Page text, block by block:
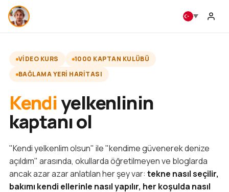
VIDEO KURS
1000 KAPTAN KULÜBÜ
BAĞLAMA YERI HARITASI
Kendiyelkenlinin
kaptanı ol
"Kendi yelkenlim olsun" ile "kendime güvenerek denize
açıldım" arasında, okullarda öğretilmeyen ve bloglarda
ancak azar azar anlatılan her şey var: tekne nasıl seçilir,
bakımı kendi ellerinle nasıl yapılır, her koşulda nasıl